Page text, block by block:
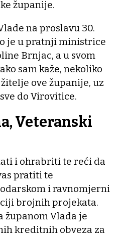
županije.
na proslavu 30.
je u pratnji ministrice
Brnjac, a u svom
sam kaže, nekoliko
ove županije, uz
do Virovitice.
Veteranski
i ohrabriti te reći da
pratiti te
i ravnomjerni
brojnih projekata.
županom Vlada je
kreditnih obveza za